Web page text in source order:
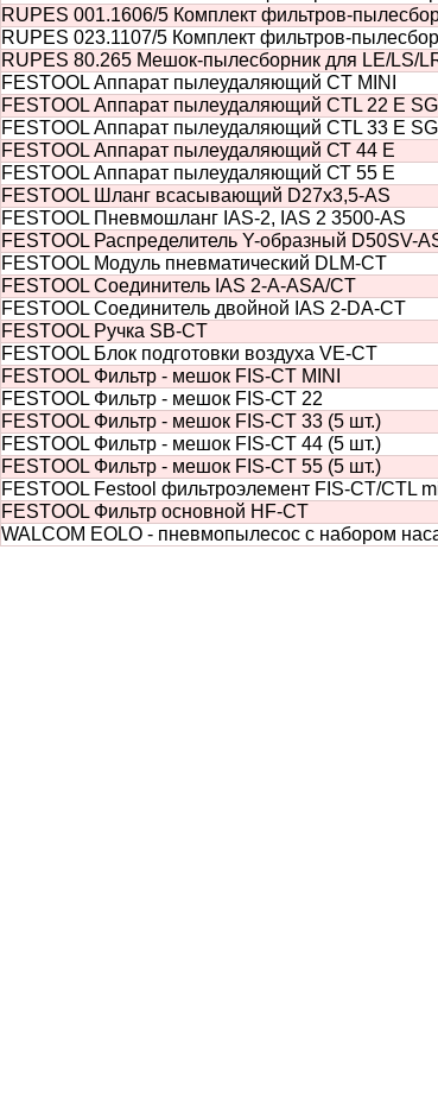
RUPES 001.1606/5 Комплект фильтров-
RUPES 023.1107/5 Комплект фильтров-
RUPES 80.265 Мешок-пылесборник для LE/LS/
FESTOOL Аппарат пылеудаляющий CT MINI
FESTOOL Аппарат пылеудаляющий CTL 22 E
FESTOOL Аппарат пылеудаляющий CTL 33 E
FESTOOL Аппарат пылеудаляющий СТ 44 E
FESTOOL Аппарат пылеудаляющий СТ 55 E
FESTOOL Шланг всасывающий D27х3,5-AS
FESTOOL Пневмошланг IAS-2, IAS 2 3500-AS
FESTOOL Распределитель Y-образный D50SV-
FESTOOL Модуль пневматический DLM-CT
FESTOOL Соединитель IAS 2-A-ASA/CT
FESTOOL Соединитель двойной IAS 2-DA-CT
FESTOOL Ручка SB-CT
FESTOOL Блок подготовки воздуха VE-CT
FESTOOL Фильтр - мешок FIS-CT MINI
FESTOOL Фильтр - мешок FIS-CT 22
FESTOOL Фильтр - мешок FIS-CT 33 (5 шт.)
FESTOOL Фильтр - мешок FIS-CT 44 (5 шт.)
FESTOOL Фильтр - мешок FIS-CT 55 (5 шт.)
FESTOOL Festool фильтроэлемент FIS-CT/CTL
FESTOOL Фильтр основной HF-CT
WALCOM EOLO - пневмопылесос с набором